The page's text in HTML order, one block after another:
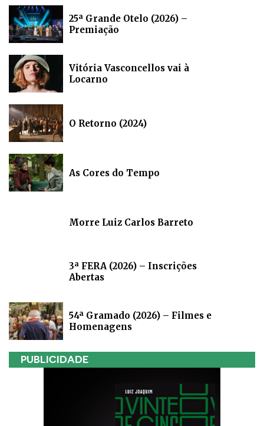
25ª Grande Otelo (2026) –
Premiação
Vitória Vasconcellos vai à
Locarno
O Retorno (2024)
As Cores do Tempo
Morre Luiz Carlos Barreto
3ª FERA (2026) – Inscrições
Abertas
54ª Gramado (2026) – Filmes e
Homenagens
PUBLICIDADE